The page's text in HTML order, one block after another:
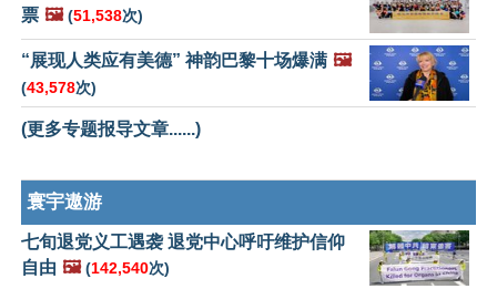
票 🖼️ (51,538次)
“展现人类应有美德” 神韵巴黎十场爆满 🖼️
(43,578次)
(更多专题报导文章......)
寰宇遨游
七旬退党义工遇袭 退党中心呼吁维护信仰
自由 🖼️ (142,540次)